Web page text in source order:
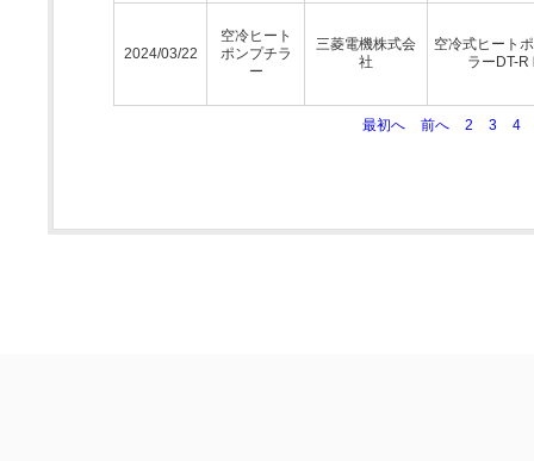
2024/03/22
空冷ヒート
ポンプチラ
ー
三菱電機株式会
社
空冷式ヒート
ラーDT-
最初へ 前へ 2 3 4